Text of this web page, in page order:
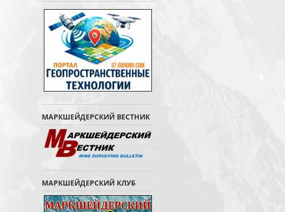
МАРКШЕЙДЕРСКИЙ ВЕСТНИК
МАРКШЕЙДЕРСКИЙ КЛУБ